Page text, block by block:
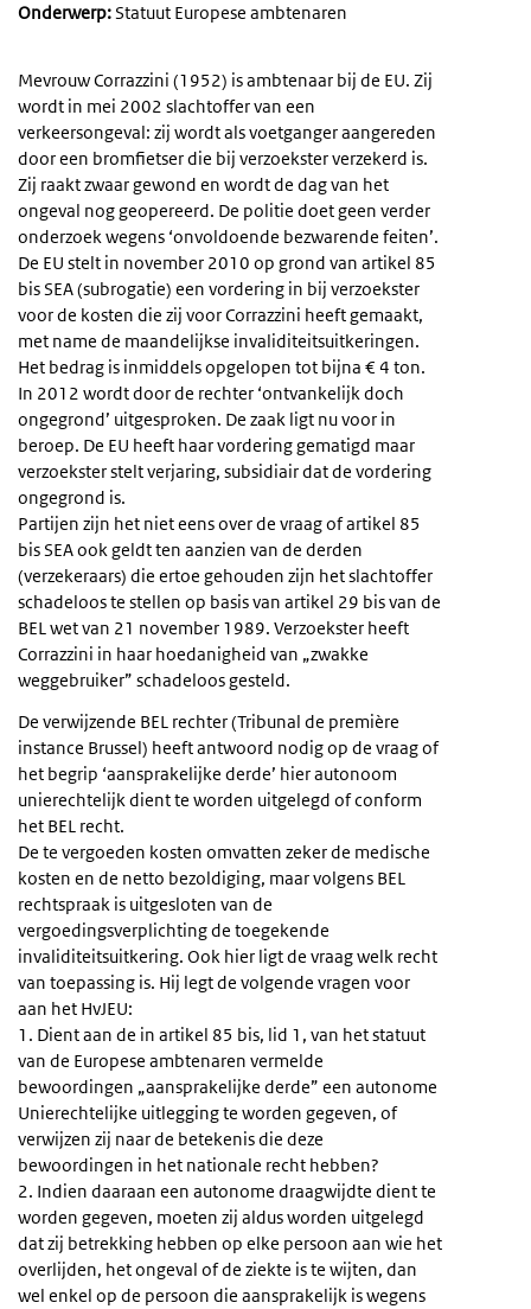
Onderwerp:Statuut Europese ambtenaren
Mevrouw Corrazzini (1952) is ambtenaar bij de EU. Zij
wordt in mei 2002 slachtoffer van een
verkeersongeval: zij wordt als voetganger aangereden
door een bromfietser die bij verzoekster verzekerd is.
Zij raakt zwaar gewond en wordt de dag van het
ongeval nog geopereerd. De politie doet geen verder
onderzoek wegens ‘onvoldoende bezwarende feiten’.
De EU stelt in november 2010 op grond van artikel 85
bis SEA (subrogatie) een vordering in bij verzoekster
voor de kosten die zij voor Corrazzini heeft gemaakt,
met name de maandelijkse invaliditeitsuitkeringen.
Het bedrag is inmiddels opgelopen tot bijna € 4 ton.
In 2012 wordt door de rechter ‘ontvankelijk doch
ongegrond’ uitgesproken. De zaak ligt nu voor in
beroep. De EU heeft haar vordering gematigd maar
verzoekster stelt verjaring, subsidiair dat de vordering
ongegrond is.
Partijen zijn het niet eens over de vraag of artikel 85
bis SEA ook geldt ten aanzien van de derden
(verzekeraars) die ertoe gehouden zijn het slachtoffer
schadeloos te stellen op basis van artikel 29 bis van de
BEL wet van 21 november 1989. Verzoekster heeft
Corrazzini in haar hoedanigheid van „zwakke
weggebruiker” schadeloos gesteld.
De verwijzende BEL rechter (Tribunal de première
instance Brussel) heeft antwoord nodig op de vraag of
het begrip ‘aansprakelijke derde’ hier autonoom
unierechtelijk dient te worden uitgelegd of conform
het BEL recht.
De te vergoeden kosten omvatten zeker de medische
kosten en de netto bezoldiging, maar volgens BEL
rechtspraak is uitgesloten van de
vergoedingsverplichting de toegekende
invaliditeitsuitkering. Ook hier ligt de vraag welk recht
van toepassing is. Hij legt de volgende vragen voor
aan het HvJEU:
1. Dient aan de in artikel 85 bis, lid 1, van het statuut
van de Europese ambtenaren vermelde
bewoordingen „aansprakelijke derde” een autonome
Unierechtelijke uitlegging te worden gegeven, of
verwijzen zij naar de betekenis die deze
bewoordingen in het nationale recht hebben?
2. Indien daaraan een autonome draagwijdte dient te
worden gegeven, moeten zij aldus worden uitgelegd
dat zij betrekking hebben op elke persoon aan wie het
overlijden, het ongeval of de ziekte is te wijten, dan
wel enkel op de persoon die aansprakelijk is wegens